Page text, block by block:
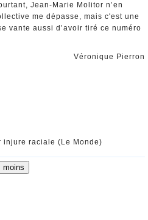
Jean-Marie Molitor n’en
me dépasse, mais c'est une
vante aussi d’avoir tiré ce numéro
Véronique Pierron
injure raciale (Le Monde)